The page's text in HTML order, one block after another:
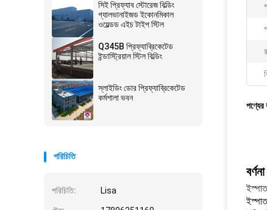
সিই প্রিফ্যাব স্টোরেজ বিল্ডিং
গ্যালভানাইজড ইকোনমিকাল
ওয়েল্ডড এইচ টাইপ স্টিল
Q345B প্রিফ্যাব্রিকেটেড
ইন্ডাস্ট্রিয়াল স্টিল বিল্ডিং
স্লাইডিং ডোর প্রিফ্যাব্রিকেটেড
কর্মশালা ভবন
পরিচিতি
পরিচিতি: Lisa
পণ্যের
বর্ণনা